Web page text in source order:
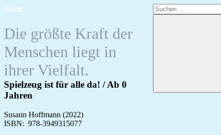
Zum
Home
Die größte Kraft der
Menschen liegt in
ihrer Vielfalt.
Suchen
nach:
Spielzeug ist für alle da! / Ab 0
Jahren
Susann Hoffmann (2022)
ISBN: 978-3949315077